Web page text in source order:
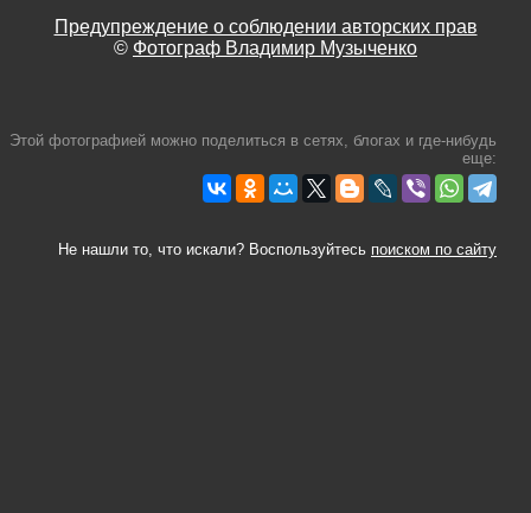
Предупреждение о соблюдении авторских прав
© Фотограф Владимир Музыченко
Этой фотографией можно поделиться в сетях, блогах и где-нибудь
еще:
Не нашли то, что искали? Воспользуйтесь поиском по сайту